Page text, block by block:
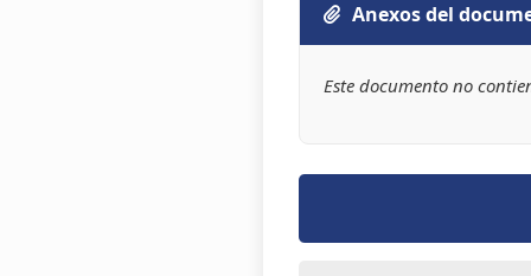
Anexos del
Este documento no